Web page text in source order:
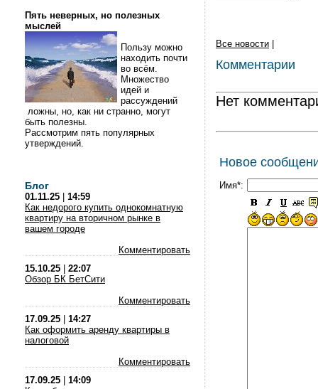
Пять неверных, но полезных
мыслей
Пользу можно
находить почти
во всём.
Множество
идей и
рассуждений
ложны, но, как ни странно, могут
быть полезны.
Рассмотрим пять популярных
утверждений.
Блог
01.11.25
14:59
Как недорого купить однокомнатную
квартиру на вторичном рынке в
вашем городе
Комментировать
15.10.25
22:07
Обзор БК БетСити
Комментировать
17.09.25
14:27
Как оформить аренду квартиры в
налоговой
Комментировать
17.09.25
14:09
Все новости
Комментарии
Нет
Новое
Имя*: